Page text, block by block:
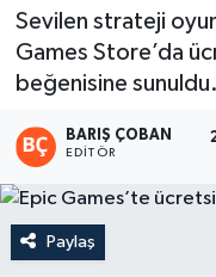
Sevilen strateji
Games Store’da
beğenisine sunuldu.
BARIŞ ÇOBAN
EDITÖR
Paylaş
Kültür - Sanat
Mersin Tarihi